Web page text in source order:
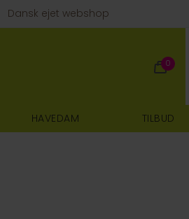
Dansk ejet webshop
0
HAVEDAM TILBUD